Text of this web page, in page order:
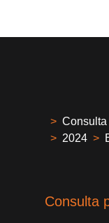
>
> 2024 >
Consulta